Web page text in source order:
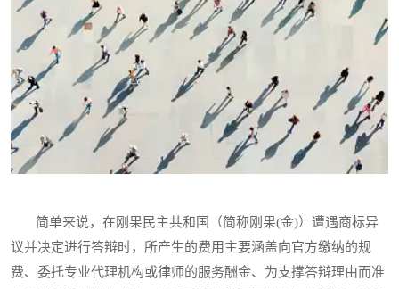
简单来说，在刚果民主共和国（简称刚果(金)）遭遇商标异
议并决定进行答辩时，所产生的费用主要涵盖向官方缴纳的规
费、委托专业代理机构或律师的服务酬金、为支撑答辩理由而准